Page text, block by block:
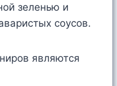
зеленью и
соусов.
являются